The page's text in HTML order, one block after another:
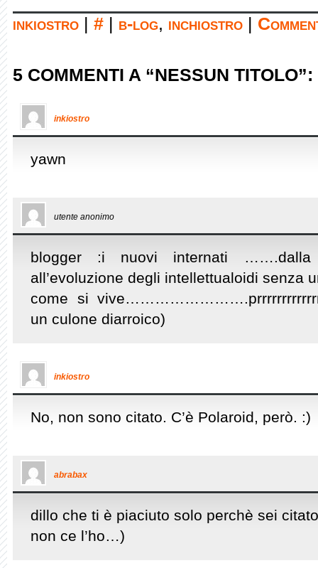
inkiostro # b-log, inchiostro
5 COMMENTI A “NESSUN TITOLO”:
inkiostro
yawn
utente anonimo
blogger :i nuovi internati …….dalla
all’evoluzione degli intellettualoidi senza
come si
un culone diarroico)
inkiostro
No, non sono citato. C’è Polaroid, però. :)
abrabax
dillo che ti è piaciuto solo perchè sei
non ce l’ho…)